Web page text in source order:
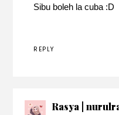
Sibu boleh la cuba :D
REPLY
Rasya |